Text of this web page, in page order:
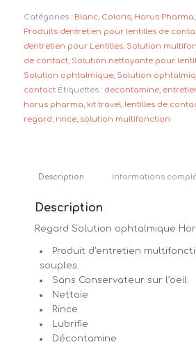
Catégories : Blanc, Coloris, Horus Pharma,
Produits d'entretien pour lentilles de
d'entretien pour Lentilles, Solution
de contact, Solution nettoyante pour
Solution ophtalmique, Solution
contact Étiquettes : decontamine,
horus pharma, kit travel, lentilles de
regard, rince, solution multifonction
Description Informations
Description
Regard Solution ophtalmique
Produit d’entretien
souples.
Sans Conservateur sur l’oeil.
Nettoie
Rince
Lubrifie
Décontamine